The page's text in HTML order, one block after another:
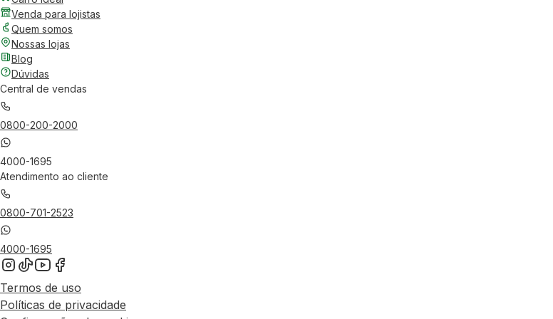
Venda para lojistas
Quem somos
Nossas lojas
Blog
Dúvidas
Central de vendas
0800-200-2000
4000-1695
Atendimento ao cliente
0800-701-2523
4000-1695
Termos de uso
Políticas de privacidade